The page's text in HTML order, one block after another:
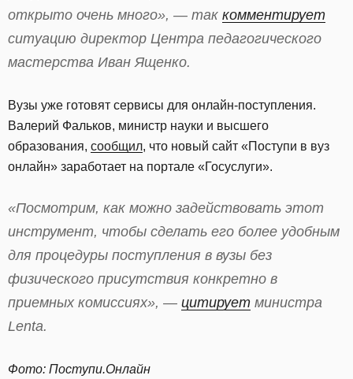
открыто очень много», — так комментирует
ситуацию директор Центра педагогического
мастерства Иван Ященко.
Вузы уже готовят сервисы для онлайн-поступления.
Валерий Фальков, министр науки и высшего
образования, сообщил, что новый сайт «Поступи в вуз
онлайн» заработает на портале «Госуслуги».
«Посмотрим, как можно задействовать этот
инструмент, чтобы сделать его более удобным
для процедуры поступления в вузы без
физического присутствия конкретно в
приемных комиссиях», — цитирует министра
Lenta.
Фото: Поступи.Онлайн